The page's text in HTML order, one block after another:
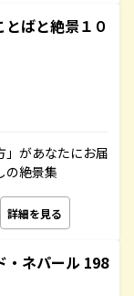
ばと絶景１０
」があなたにお届
の絶景集
詳細を見る
・ネパール 198